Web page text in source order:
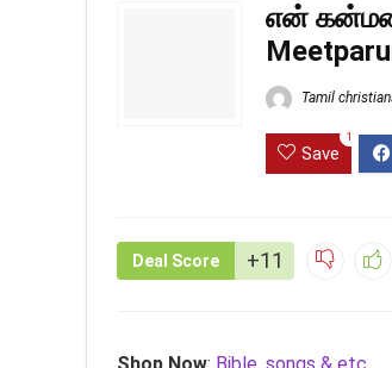
என்
Tamil
Save
1
Deal Score +11